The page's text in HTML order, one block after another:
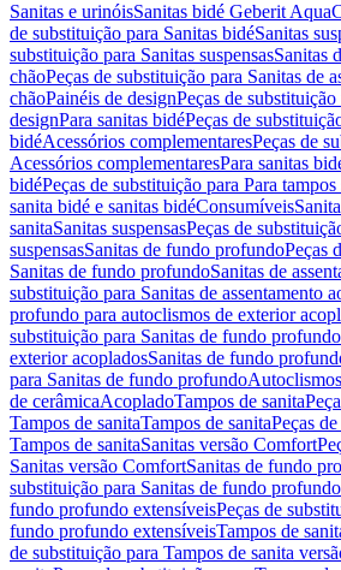
Sanitas e urinóisSanitas bidé Geberit
de substituição para Sanitas bidéSanitas
substituição para Sanitas suspensasSanitas
chãoPeças de substituição para Sanitas de
chãoPainéis de designPeças de
designPara sanitas bidéPeças de
bidéAcessórios complementaresPeças de
Acessórios complementaresPara sanitas
bidéPeças de substituição para Para
sanita bidé e sanitas bidéConsumíveis
sanitaSanitas suspensasPeças de
suspensasSanitas de fundo profundoPeças
Sanitas de fundo profundoSanitas de
substituição para Sanitas de assentamento
profundo para autoclismos de exterior
substituição para Sanitas de fundo
exterior acopladosSanitas de fundo
para Sanitas de fundo profundo
de cerâmicaAcopladoTampos de sanita
Tampos de sanitaTampos de sanitaPeças
Tampos de sanitaSanitas versão Comfort
Sanitas versão ComfortSanitas de fundo
substituição para Sanitas de fundo
fundo profundo extensíveisPeças de
fundo profundo extensíveisTampos de
de substituição para Tampos de sanita